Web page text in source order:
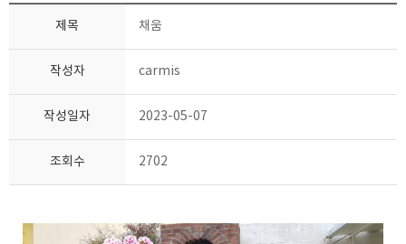
제목 채움
작성자 carmis
작성일자 2023-05-07
조회수 2702